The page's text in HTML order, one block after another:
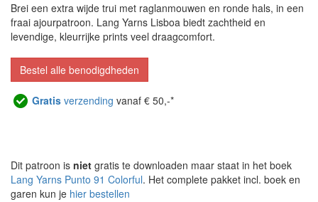
Brei een extra wijde trui met raglanmouwen en ronde hals, in een
fraai ajourpatroon. Lang Yarns Lisboa biedt zachtheid en
levendige, kleurrijke prints veel draagcomfort.
Bestel alle benodigdheden
Gratis verzending vanaf € 50,-*
Dit patroon is niet gratis te downloaden maar staat in het boek
Lang Yarns Punto 91 Colorful. Het complete pakket incl. boek en
garen kun je hier bestellen